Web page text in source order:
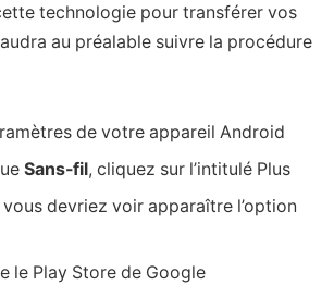
technologie pour transférer vos
au préalable suivre la procédure
de votre appareil Android
Sans-fil, cliquez sur l’intitulé Plus
devriez voir apparaître l’option
le Play Store de Google